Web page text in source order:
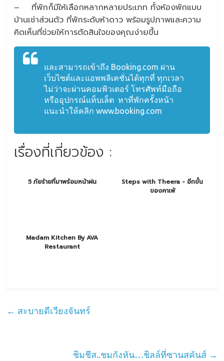
– ที่พักก็มีให้เลือกหลากหลายประเภท ทั้งห้องพักแบบ
บ้านเช่าส่วนตัว ที่พักระดับห้าดาว พร้อมรูปภาพและความ
คิดเห็นที่ช่วยให้การตัดสินใจของคุณง่ายขึ้น
และสามารถเข้าถึง Booking.com ผ่าน
เว็บไซต์และแอพพลิเคชั่นได้ทุกที่ ทุกเวลา
ไม่ว่าจะผ่านคอมพิวเตอร์ โทรศัพท์มือถือ
หรืออุปกรณ์แท็บเล็ต หาที่พักครั้งหน้า
แนะนำให้คลิก www.booking.com
เรื่องที่เกี่ยวข้อง :
5 ภัยร้ายที่มาพร้อมหน้าฝน
Steps with Theera - อีกขั้น
ของคาเฟ่
Madam Kitchen By AVA
Restaurant
← สะบายดีเวียงจันทร์
ชิมชีส..ชมกังหัน…ชิลล์ที่ซานสคันส์ →